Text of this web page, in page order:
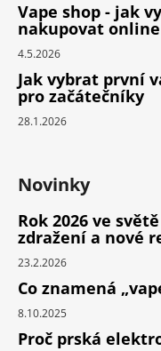
Vape shop - jak
nakupovat online
4.5.2026
Jak vybrat první
pro začátečníky
28.1.2026
Novinky
Rok 2026 ve
zdražení a nové
23.2.2026
Co znamená
8.10.2025
Proč prská